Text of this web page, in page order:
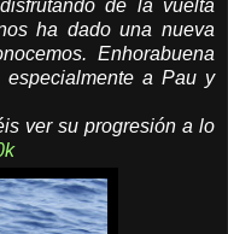
de la vuelta
ha dado una nueva
Enhorabuena
a Pau y
ver su progresión a lo